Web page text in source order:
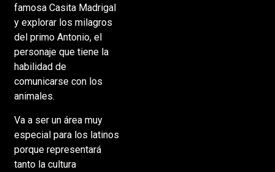
famosa Casita Madrigal
y explorar los milagros
del primo Antonio, el
personaje que tiene la
habilidad de
comunicarse con los
animales.
Va a ser un área muy
especial para los latinos
porque representará
tanto la cultura